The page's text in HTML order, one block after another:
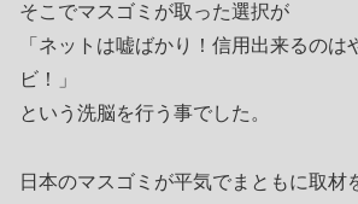
そこでマスゴミが取った選択が
「ネットは嘘ばかり！信用出来るのは
ビ！」
という洗脳を行う事でした。
日本のマスゴミが平気でまともに取材